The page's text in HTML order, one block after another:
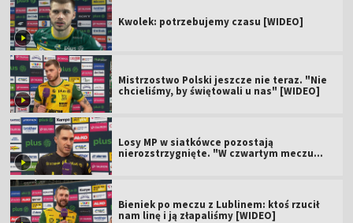
Kwolek: potrzebujemy czasu [WIDEO]
Mistrzostwo Polski jeszcze nie teraz. "Nie
chcieliśmy, by świętowali u nas" [WIDEO]
Losy MP w siatkówce pozostają
nierozstrzygnięte. "W czwartym meczu
Bieniek po meczu z Lublinem: ktoś rzucił
nam linę i ją złapaliśmy [WIDEO]